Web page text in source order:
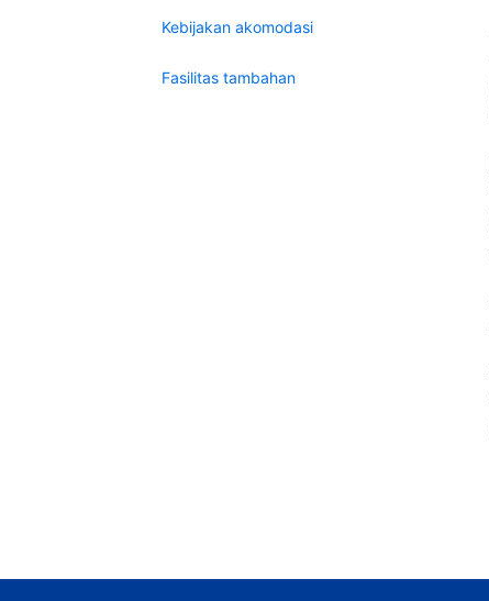
Kebijakan akomodasi
Fasilitas tambahan